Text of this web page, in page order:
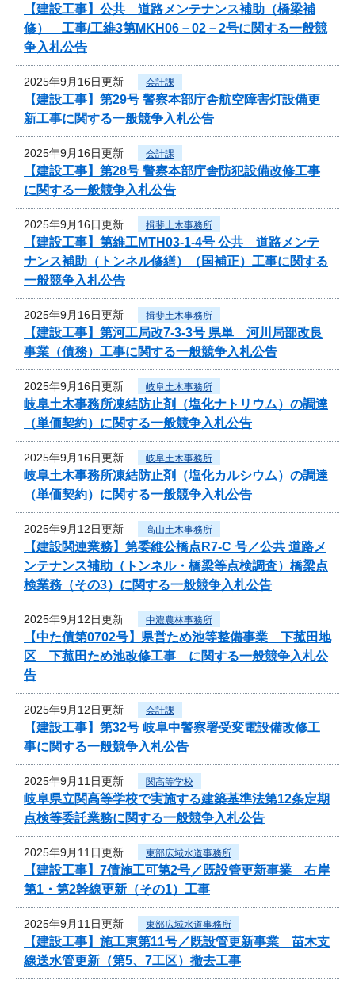
【建設工事】公共 道路メンテナンス補助（橋梁補
修） 工事/工維3第MKH06－02－2号に関する一般競
争入札公告
2025年9月16日更新 会計課
【建設工事】第29号 警察本部庁舎航空障害灯設備更
新工事に関する一般競争入札公告
2025年9月16日更新 会計課
【建設工事】第28号 警察本部庁舎防犯設備改修工事
に関する一般競争入札公告
2025年9月16日更新 揖斐土木事務所
【建設工事】第維工MTH03-1-4号 公共 道路メンテ
ナンス補助（トンネル修繕）（国補正）工事に関する
一般競争入札公告
2025年9月16日更新 揖斐土木事務所
【建設工事】第河工局改7-3-3号 県単 河川局部改良
事業（債務）工事に関する一般競争入札公告
2025年9月16日更新 岐阜土木事務所
岐阜土木事務所凍結防止剤（塩化ナトリウム）の調達
（単価契約）に関する一般競争入札公告
2025年9月16日更新 岐阜土木事務所
岐阜土木事務所凍結防止剤（塩化カルシウム）の調達
（単価契約）に関する一般競争入札公告
2025年9月12日更新 高山土木事務所
【建設関連業務】第委維公橋点R7-C 号／公共 道路メ
ンテナンス補助（トンネル・橋梁等点検調査）橋梁点
検業務（その3）に関する一般競争入札公告
2025年9月12日更新 中濃農林事務所
【中た債第0702号】県営ため池等整備事業 下菰田地
区 下菰田ため池改修工事 に関する一般競争入札公
告
2025年9月12日更新 会計課
【建設工事】第32号 岐阜中警察署受変電設備改修工
事に関する一般競争入札公告
2025年9月11日更新 関高等学校
岐阜県立関高等学校で実施する建築基準法第12条定期
点検等委託業務に関する一般競争入札公告
2025年9月11日更新 東部広域水道事務所
【建設工事】7債施工可第2号／既設管更新事業 右岸
第1・第2幹線更新（その1）工事
2025年9月11日更新 東部広域水道事務所
【建設工事】施工東第11号／既設管更新事業 苗木支
線送水管更新（第5、7工区）撤去工事